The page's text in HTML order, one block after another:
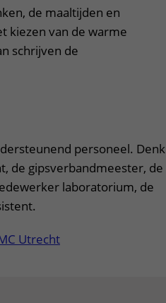
de maaltijden en
kiezen van de warme
schrijven de
personeel. Denk
de gipsverbandmeester, de
laboratorium, de
Utrecht